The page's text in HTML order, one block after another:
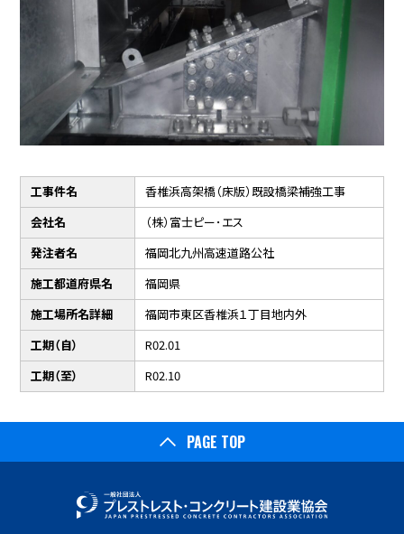
工事件名
香椎浜高架橋（床版）既設橋梁補強工事
会社名
（株）富士ピー･エス
発注者名
福岡北九州高速道路公社
施工都道府県名
福岡県
施工場所名詳細
福岡市東区香椎浜１丁目地内外
工期（自）
R02.01
工期（至）
R02.10
PAGE TOP